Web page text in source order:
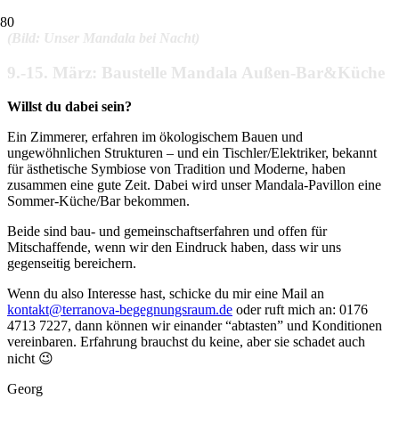
(Bild: Unser Mandala bei Nacht)
9.-15. März: Baustelle Mandala Außen-Bar&Küche
Willst du dabei sein?
Ein Zimmerer, erfahren im ökologischem Bauen und
ungewöhnlichen Strukturen – und ein Tischler/Elektriker, bekannt
für ästhetische Symbiose von Tradition und Moderne, haben
zusammen eine gute Zeit. Dabei wird unser Mandala-Pavillon eine
Sommer-Küche/Bar bekommen.
Beide sind bau- und gemeinschaftserfahren und offen für
Mitschaffende, wenn wir den Eindruck haben, dass wir uns
gegenseitig bereichern.
Wenn du also Interesse hast, schicke du mir eine Mail an
kontakt@terranova-begegnungsraum.de oder ruft mich an: 0176
4713 7227, dann können wir einander “abtasten” und Konditionen
vereinbaren. Erfahrung brauchst du keine, aber sie schadet auch
nicht 😉
Georg